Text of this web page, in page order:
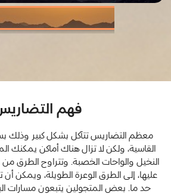
فهم
معظم التضاريس تتآكل بشكل كبير وذلك
القاسية، ولكن لا تزال هناك أماكن يمكنك
النخيل والواحات الخصبة. وتتراوح الطرق
عليها، إلى الطرق الوعرة الطويلة، ويمكن
حد ما. بعض المتجولين يتبعون مسارات